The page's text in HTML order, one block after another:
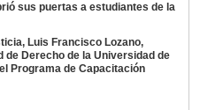
sus puertas a estudiantes de la
Luis Francisco Lozano,
de Derecho de la Universidad de
Programa de Capacitación